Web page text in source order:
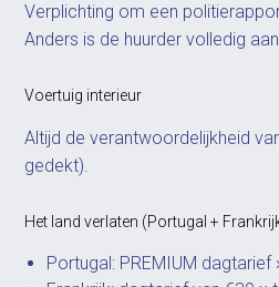
Verplichting om een
Anders is de huurder volledig
Voertuig interieur
Altijd de verantwoordelijkheid
gedekt).
Het land verlaten (Portugal +
Portugal: PREMIUM